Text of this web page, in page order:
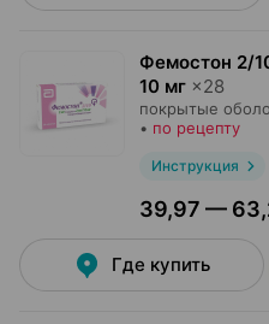
Фемостон 2/
10 мг ×28
покрытые
• по рецепту
Инструкция
39,97 —
Где купить